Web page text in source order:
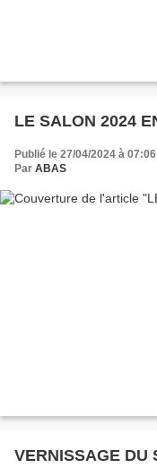
LE SALON 2024
Publié le 27/04/2024 à 07:06
Par ABAS
VERNISSAGE DU